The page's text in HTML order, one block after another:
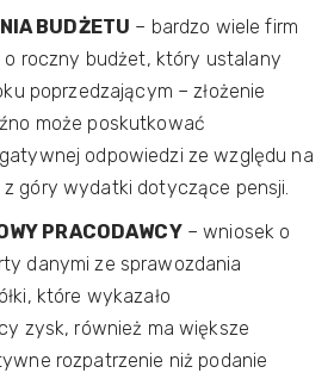
BUDŻETU – bardzo wiele firm
o roczny budżet, który ustalany
poprzedzającym – złożenie
może poskutkować
odpowiedzi ze względu na
góry wydatki dotyczące pensji.
PRACODAWCY– wniosek o
danymi ze sprawozdania
które wykazało
zysk, również ma większe
rozpatrzenie niż podanie